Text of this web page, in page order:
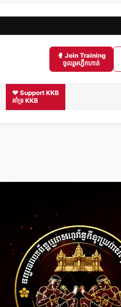
🥊 Join Training
ចូលរួមហ្វឹកហាត់
❤️ Support KKB
គាំទ្រ KKB